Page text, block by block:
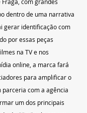
dentro de uma narrativa
gerar identificação com
por essas peças
na TV e nos
online, a marca fará
para amplificar o
com a agência
um dos principais